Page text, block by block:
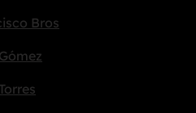
Bros